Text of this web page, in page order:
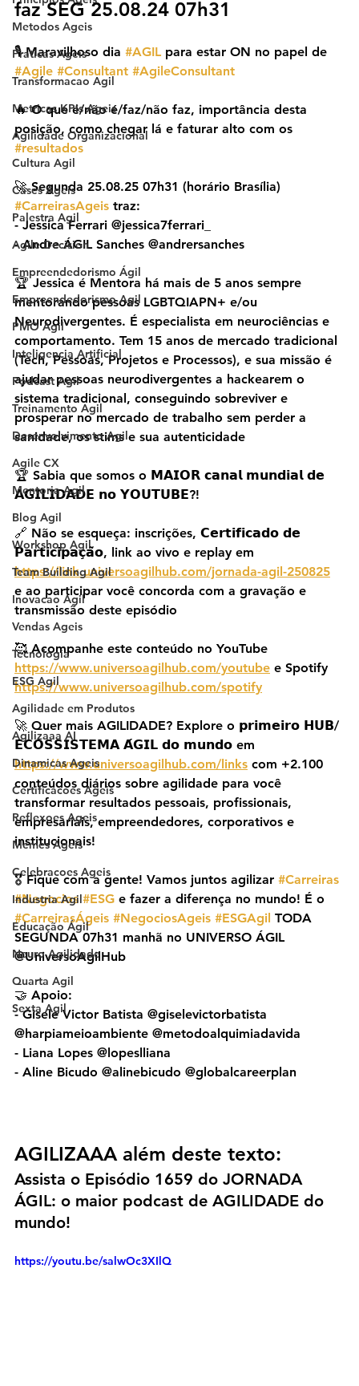
Metodos Ageis
Praticas Ageis
Transformacao Agil
Metricas KPIs Ageis
Agilidade Organizacional
Cultura Agil
Cases Ageis
Palestra Agil
Agile Decision
Empreendedorismo Ágil
Empreendedorismo Agil
PMO Agil
Inteligencia Artificial
Podcast Agil
Treinamento Agil
Desenvolvimento Agil
Agile CX
Mentoria Agil
Blog Agil
Workshop Agil
Team Building Agil
Inovacao Agil
Vendas Ageis
Tecnologia
ESG Agil
Agilidade em Produtos
Agilizaaa AI
Dinamicas Ageis
Certificacoes Ageis
Reflexoes Ageis
Memes Ageis
Celebracoes Ageis
Industria Agil
Educação Ágil
Neuro Agilidade
Quarta Agil
Sexta Agil
faz SEG 25.08.24 07h31
🎙️ Maravilhoso dia #AGIL para estar ON no papel de
#Agile #Consultant #AgileConsultant
🔥 O que é/não é/faz/não faz, importância desta
posição, como chegar lá e faturar alto com os
#resultados
🚀 Segunda 25.08.25 07h31 (horário Brasília)
#CarreirasAgeis traz:
- Jessica Ferrari @jessica7ferrari_
- Andre ÁGIL Sanches @andrersanches
🏆 Jessica é Mentora há mais de 5 anos sempre
mentorando pessoas LGBTQIAPN+ e/ou
Neurodivergentes. É especialista em neurociências e
comportamento. Tem 15 anos de mercado tradicional
(Tech, Pessoas, Projetos e Processos), e sua missão é
ajudar pessoas neurodivergentes a hackearem o
sistema tradicional, conseguindo sobreviver e
prosperar no mercado de trabalho sem perder a
sanidade, os stims e sua autenticidade
🏆 Sabia que somos o 𝗠𝗔𝗜𝗢𝗥 𝗰𝗮𝗻𝗮𝗹 𝗺𝘂𝗻𝗱𝗶𝗮𝗹 𝗱𝗲
𝗔𝗚𝗜𝗟𝗜𝗗𝗔𝗗𝗘 𝗻𝗼 𝗬𝗢𝗨𝗧𝗨𝗕𝗘?!
🔗 Não se esqueça: inscrições, 𝗖𝗲𝗿𝘁𝗶𝗳𝗶𝗰𝗮𝗱𝗼 𝗱𝗲
𝗣𝗮𝗿𝘁𝗶𝗰𝗶𝗽𝗮𝗰̧𝗮̃𝗼, link ao vivo e replay em
https://link.universoagilhub.com/jornada-agil-250825
e ao participar você concorda com a gravação e
transmissão deste episódio
🥰 Acompanhe este conteúdo no YouTube
https://www.universoagilhub.com/youtube e Spotify
https://www.universoagilhub.com/spotify
🚀 Quer mais AGILIDADE? Explore o 𝗽𝗿𝗶𝗺𝗲𝗶𝗿𝗼 𝗛𝗨𝗕/
𝗘𝗖𝗢𝗦𝗦𝗜𝗦𝗧𝗘𝗠𝗔 𝗔́𝗚𝗜𝗟 𝗱𝗼 𝗺𝘂𝗻𝗱𝗼 em
https://www.universoagilhub.com/links com +2.100
conteúdos diários sobre agilidade para você
transformar resultados pessoais, profissionais,
empresariais, empreendedores, corporativos e
institucionais!
🎖️ Fique com a gente! Vamos juntos agilizar #Carreiras
#Negocios #ESG e fazer a diferença no mundo! É o
#CarreirasÁgeis #NegociosAgeis #ESGAgil TODA
SEGUNDA 07h31 manhã no UNIVERSO ÁGIL
@UniversoAgilHub
🤝 Apoio:
- Gisele Victor Batista @giselevictorbatista
@harpiameioambiente @metodoalquimiadavida
- Liana Lopes @lopeslliana
- Aline Bicudo @alinebicudo @globalcareerplan
AGILIZAAA além deste texto:
Assista o Episódio 1659 do JORNADA
ÁGIL: o maior podcast de AGILIDADE do
mundo!
https://youtu.be/salwOc3XIlQ